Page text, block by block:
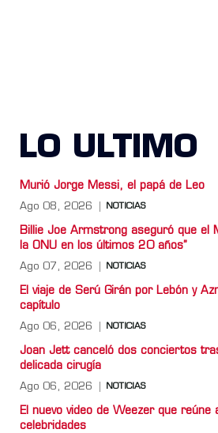
LO ULTIMO
Murió Jorge Messi, el papá de Leo
Ago 08, 2026 NOTICIAS
Billie Joe Armstrong aseguró que el
la ONU en los últimos 20 años”
Ago 07, 2026 NOTICIAS
El viaje de Serú Girán por Lebón y
capítulo
Ago 06, 2026 NOTICIAS
Joan Jett canceló dos conciertos
delicada cirugía
Ago 06, 2026 NOTICIAS
El nuevo video de Weezer que reúne
celebridades